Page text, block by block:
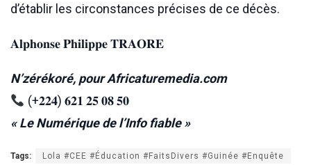
d’établir les circonstances précises de ce décès.
𝐀𝐥𝐩𝐡𝐨𝐧𝐬𝐞 𝐏𝐡𝐢𝐥𝐢𝐩𝐩𝐞 𝐓𝐑𝐀𝐎𝐑𝐄
N’zérékoré, pour Africaturemedia.com
(+𝟐𝟐𝟒) 𝟔𝟐𝟏 𝟐𝟓 𝟎𝟖 𝟓𝟎
« Le Numérique de l’Info fiable »
Tags: Lola #CEE #Éducation #FaitsDivers #Guinée #Enquête